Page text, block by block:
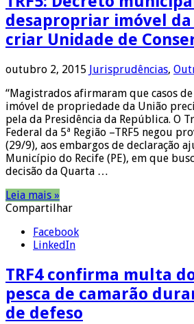
desapropriar imóvel da
criar Unidade de
outubro 2, 2015 Jurisprudências,
“Magistrados afirmaram que casos
imóvel de propriedade da União
pela da Presidência da República. O
Federal da 5ª Região –TRF5 negou
(29/9), aos embargos de declaração
Município do Recife (PE), em que
decisão da Quarta …
Leia mais »
Compartilhar
Facebook
LinkedIn
TRF4 confirma multa
pesca de camarão
de defeso